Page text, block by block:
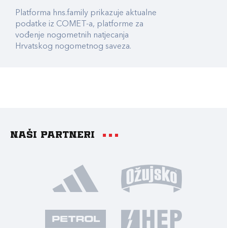
Platforma hns.family prikazuje aktualne
podatke iz COMET-a, platforme za
vođenje nogometnih natjecanja
Hrvatskog nogometnog saveza.
Naši partneri